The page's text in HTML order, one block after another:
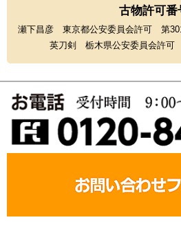
古物許可番
瀬下昌彦 東京都公安委員会許可 第
英刀剣 栃木県公安委員会許可